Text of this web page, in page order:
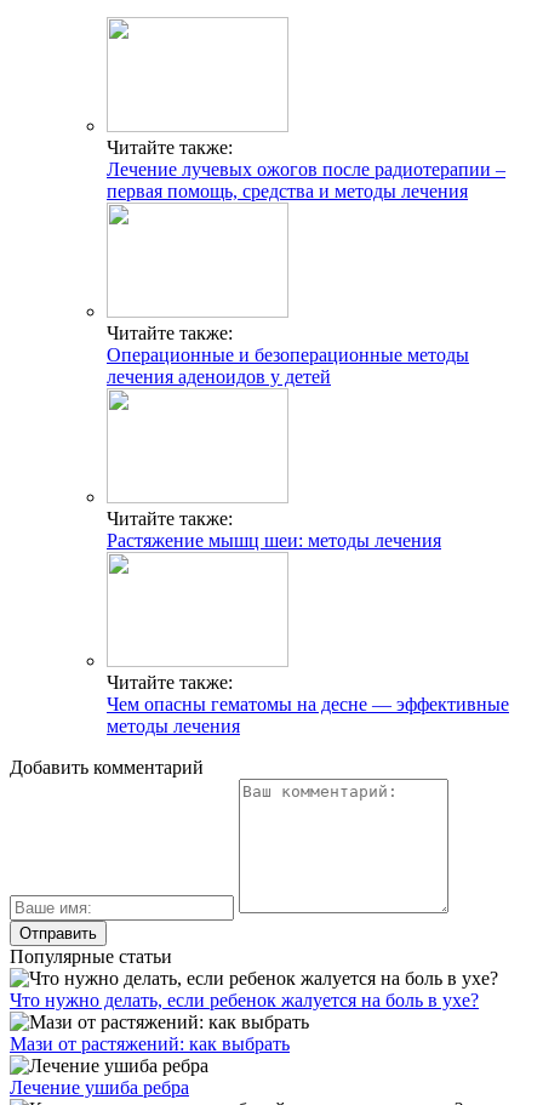
Читайте также:
Лечение лучевых ожогов после радиотерапии –
первая помощь, средства и методы лечения
Читайте также:
Операционные и безоперационные методы
лечения аденоидов у детей
Читайте также:
Растяжение мышц шеи: методы лечения
Читайте также:
Чем опасны гематомы на десне — эффективные
методы лечения
Добавить комментарий
Популярные статьи
Что нужно делать, если ребенок жалуется на боль в ухе?
Мази от растяжений: как выбрать
Лечение ушиба ребра